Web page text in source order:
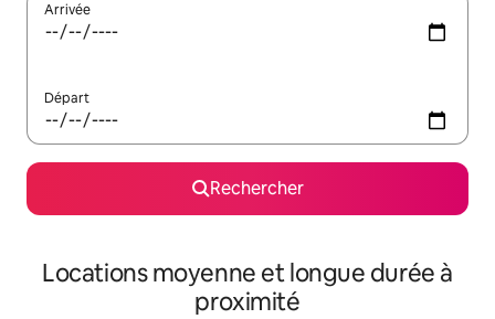
Arrivée
Départ
Rechercher
Locations moyenne et longue durée à
proximité